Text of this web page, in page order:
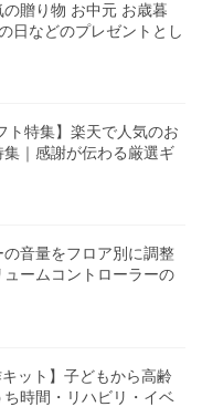
贈り物 お中元 お歳暮
日などのプレゼントとし
ト特集】楽天で人気のお
｜感謝が伝わる厳選ギ
音量をフロア別に調整
ュームコントローラーの
キット】子どもから高齢
時間・リハビリ・イベ